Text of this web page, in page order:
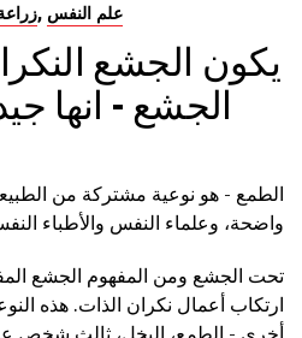
, علم النفس
يكون الجشع
الجشع - انها
الطمع - هو نوعية مشتركة من
واضحة، وعلماء النفس والأطباء
تحت الجشع ومن المفهوم الجشع
ارتكاب أعمال نكران الذات. هذه